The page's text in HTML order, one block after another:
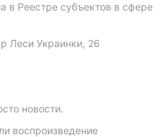
в Реестре субъектов в сфере
Леси Украинки, 26
новости.
воспроизведение